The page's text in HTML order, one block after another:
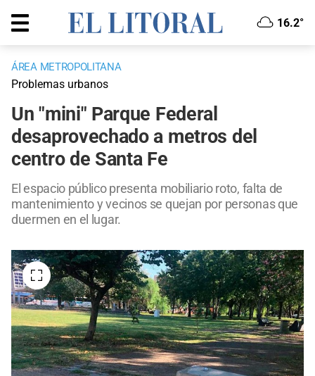
16.2°
ÁREA METROPOLITANA
Problemas urbanos
Un "mini" Parque Federal
desaprovechado a metros del
centro de Santa Fe
El espacio público presenta mobiliario roto, falta de
mantenimiento y vecinos se quejan por personas que
duermen en el lugar.